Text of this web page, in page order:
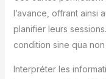
l’avance, offrant ainsi
planifier leurs
condition sine qua
Interpréter les